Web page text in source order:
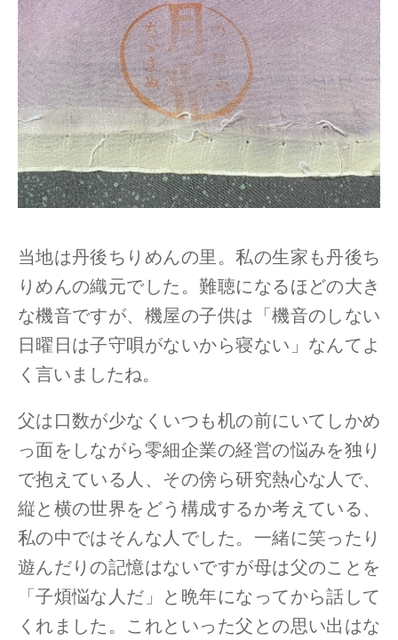
当地は丹後ちりめんの里。私の生家も丹後ち
りめんの織元でした。難聴になるほどの大き
な機音ですが、機屋の子供は「機音のしない
日曜日は子守唄がないから寝ない」なんてよ
く言いましたね。
父は口数が少なくいつも机の前にいてしかめ
っ面をしながら零細企業の経営の悩みを独り
で抱えている人、その傍ら研究熱心な人で、
縦と横の世界をどう構成するか考えている、
私の中ではそんな人でした。一緒に笑ったり
遊んだりの記憶はないですが母は父のことを
「子煩悩な人だ」と晩年になってから話して
くれました。これといった父との思い出はな